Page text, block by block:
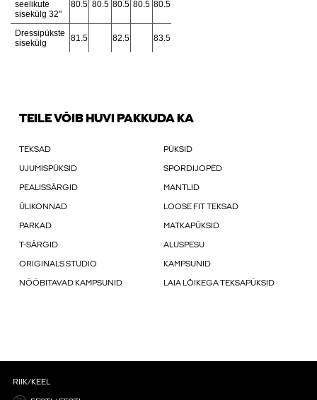
seelikute
sisekülg 32"
80.5 80.5 80.5 80.5 80.5
Dressipükste
sisekülg
81.5 82.5 83.5
TEILE VÕIB HUVI PAKKUDA KA
TEKSAD PÜKSID
UJUMISPÜKSID SPORDIJOPED
PEALISSÄRGID MANTLID
ÜLIKONNAD LOOSE FIT TEKSAD
PARKAD MATKAPÜKSID
T-SÄRGID ALUSPESU
ORIGINALS STUDIO KAMPSUNID
NÖÖBITAVAD KAMPSUNID LAIA LÕIKEGA TEKSAPÜKSID
RIIK/KEEL